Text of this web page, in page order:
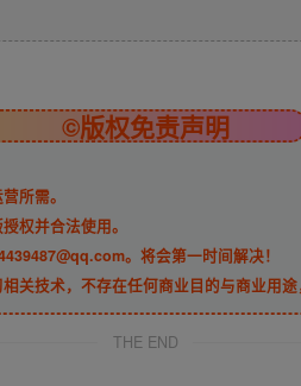
©版权免责声明
所需。
权并合法使用。
。将会第一时间解决！
关技术，不存在任何商业目的与商业用途
THE END